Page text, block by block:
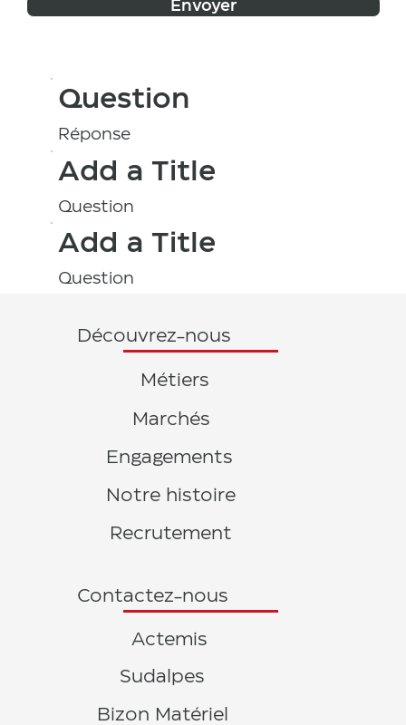
Envoyer
Question
Réponse
Add a Title
Question
Add a Title
Question
Bizon Matériel
Sudalpes
Actemis
Contactez-nous
Recrutement
Notre histoire
Engagements
Marchés
Métiers
Découvrez-nous